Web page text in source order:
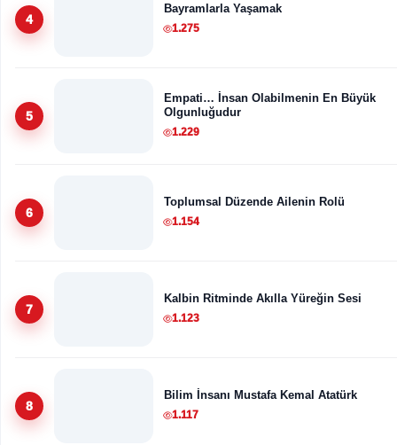
4
Bayramlarla Yaşamak
1.275
5
Empati… İnsan Olabilmenin En Büyük
Olgunluğudur
1.229
6
Toplumsal Düzende Ailenin Rolü
1.154
7
Kalbin Ritminde Akılla Yüreğin Sesi
1.123
8
Bilim İnsanı Mustafa Kemal Atatürk
1.117